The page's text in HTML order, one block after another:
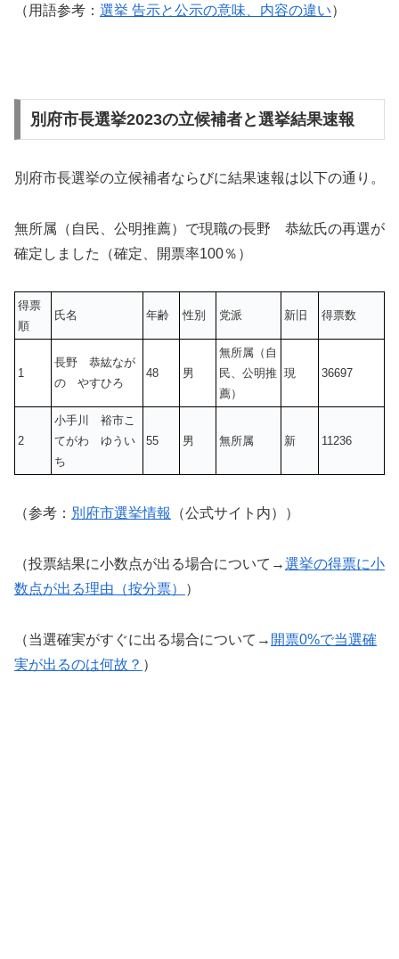
（用語参考： 選挙 告示と公示の意味、内容の違い）
別府市長選挙2023の立候補者と選挙結果速報
別府市長選挙の立候補者ならびに結果速報は以下の通り。
無所属（自民、公明推薦）で現職の長野 恭紘氏の再選が
確定しました（確定、開票率100％）
得票
順
氏名 年齢 性別 党派 新旧 得票数
1
長野 恭紘なが
の やすひろ
48 男
無所属（自
民、公明推
薦）
現 36697
2
小手川 裕市こ
てがわ ゆうい
ち
55 男 無所属 新 11236
（参考： 別府市選挙情報 （公式サイト内））
（投票結果に小数点が出る場合について→選挙の得票に小
数点が出る理由（按分票）
）
（当選確実がすぐに出る場合について→ 開票0%で当選確
実が出るのは何故？ ）